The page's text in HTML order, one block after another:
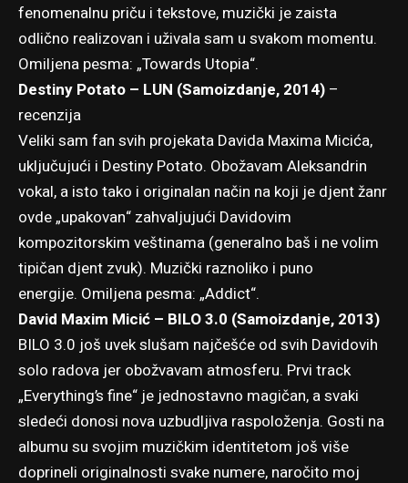
fenomenalnu priču i tekstove, muzički je zaista
odlično realizovan i uživala sam u svakom momentu.
Omiljena pesma: „Towards Utopia“.
Destiny Potato – LUN (Samoizdanje, 2014) –
recenzija
Veliki sam fan svih projekata Davida Maxima Micića,
uključujući i Destiny Potato. Obožavam Aleksandrin
vokal, a isto tako i originalan način na koji je djent žanr
ovde „upakovan“ zahvaljujući Davidovim
kompozitorskim veštinama (generalno baš i ne volim
tipičan djent zvuk). Muzički raznoliko i puno
energije. Omiljena pesma: „Addict“.
David Maxim Micić – BILO 3.0 (Samoizdanje, 2013)
BILO 3.0 još uvek slušam najčešće od svih Davidovih
solo radova jer obožvavam atmosferu. Prvi track
„Everything’s fine“ je jednostavno magičan, a svaki
sledeći donosi nova uzbudljiva raspoloženja. Gosti na
albumu su svojim muzičkim identitetom još više
doprineli originalnosti svake numere, naročito moj